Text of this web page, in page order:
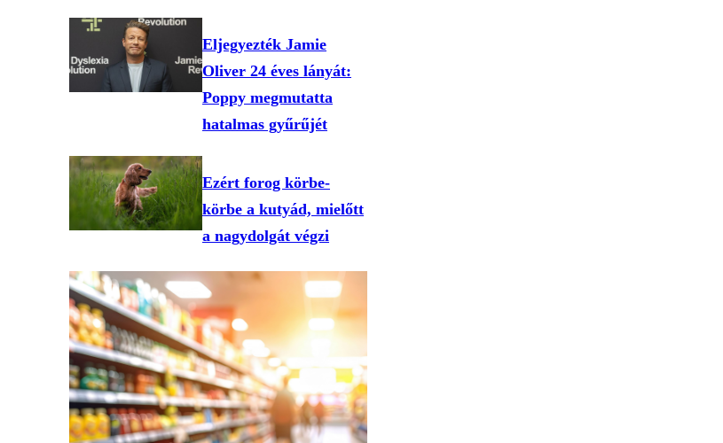
Eljegyezték Jamie
Oliver 24 éves lányát:
Poppy megmutatta
hatalmas gyűrűjét
Ezért forog körbe-
körbe a kutyád, mielőtt
a nagydolgát végzi